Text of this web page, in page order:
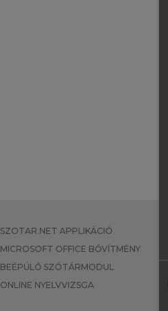
SZOTAR.NET APPLIKÁCIÓ
MICROSOFT OFFICE BŐVÍTMÉNY
BEÉPÜLŐ SZÓTÁRMODUL
ONLINE NYELVVIZSGA